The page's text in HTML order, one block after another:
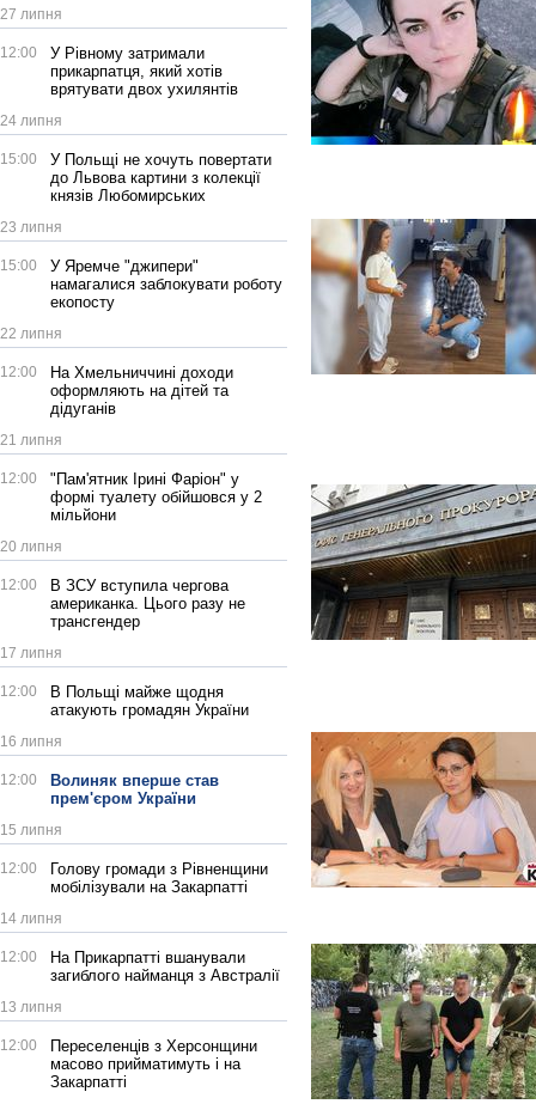
27 липня
12:00
У Рівному затримали
прикарпатця, який хотів
врятувати двох ухилянтів
24 липня
15:00
У Польщі не хочуть повертати
до Львова картини з колекції
князів Любомирських
23 липня
15:00
У Яремче "джипери"
намагалися заблокувати роботу
екопосту
22 липня
12:00
На Хмельниччині доходи
оформляють на дітей та
дідуганів
21 липня
12:00
"Пам'ятник Ірині Фаріон" у
формі туалету обійшовся у 2
мільйони
20 липня
12:00
В ЗСУ вступила чергова
американка. Цього разу не
трансгендер
17 липня
12:00
В Польщі майже щодня
атакують громадян України
16 липня
12:00
Волиняк вперше став
прем'єром України
15 липня
12:00
Голову громади з Рівненщини
мобілізували на Закарпатті
14 липня
12:00
На Прикарпатті вшанували
загиблого найманця з Австралії
13 липня
12:00
Переселенців з Херсонщини
масово прийматимуть і на
Закарпатті